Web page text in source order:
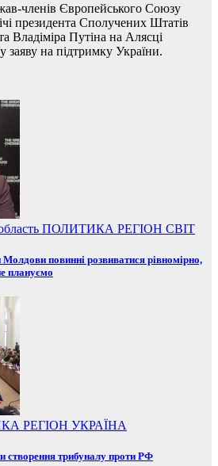
членів Європейського Союзу
президента Сполучених Штатів
Владіміра Путіна на Алясці
заяву на підтримку України.
ПОЛИТИКА РЕГІОН СВІТ
повинні розвиватися рівномірно,
плануємо
РЕГІОН УКРАЇНА
створення трибуналу проти РФ